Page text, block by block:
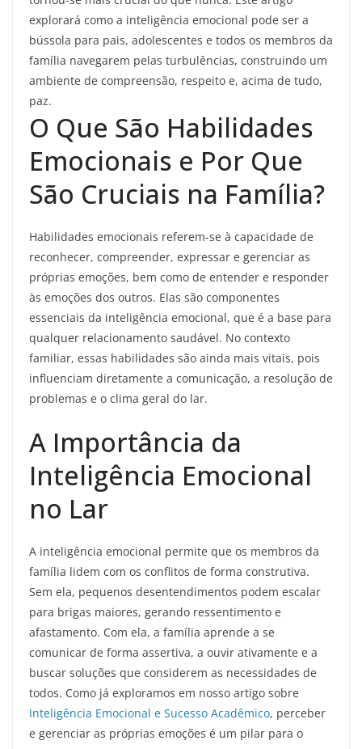
explorará como a inteligência emocional pode ser a
bússola para pais, adolescentes e todos os membros da
família navegarem pelas turbulências, construindo um
ambiente de compreensão, respeito e, acima de tudo,
paz.
O Que São Habilidades
Emocionais e Por Que
São Cruciais na Família?
Habilidades emocionais referem-se à capacidade de
reconhecer, compreender, expressar e gerenciar as
próprias emoções, bem como de entender e responder
às emoções dos outros. Elas são componentes
essenciais da inteligência emocional, que é a base para
qualquer relacionamento saudável. No contexto
familiar, essas habilidades são ainda mais vitais, pois
influenciam diretamente a comunicação, a resolução de
problemas e o clima geral do lar.
A Importância da
Inteligência Emocional
no Lar
A inteligência emocional permite que os membros da
família lidem com os conflitos de forma construtiva.
Sem ela, pequenos desentendimentos podem escalar
para brigas maiores, gerando ressentimento e
afastamento. Com ela, a família aprende a se
comunicar de forma assertiva, a ouvir ativamente e a
buscar soluções que considerem as necessidades de
todos. Como já exploramos em nosso artigo sobre
Inteligência Emocional e Sucesso Acadêmico, perceber
e gerenciar as próprias emoções é um pilar para o